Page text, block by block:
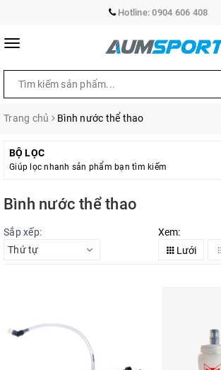
Hotline:0904 606 408
Trang chủ Bình nước thể thao
BỘ LỌC
Giúp lọc nhanh sản phẩm bạn tìm kiếm
Bình nước thể thao
Sắp xếp:
Thứ tự
Xem:
Lưới